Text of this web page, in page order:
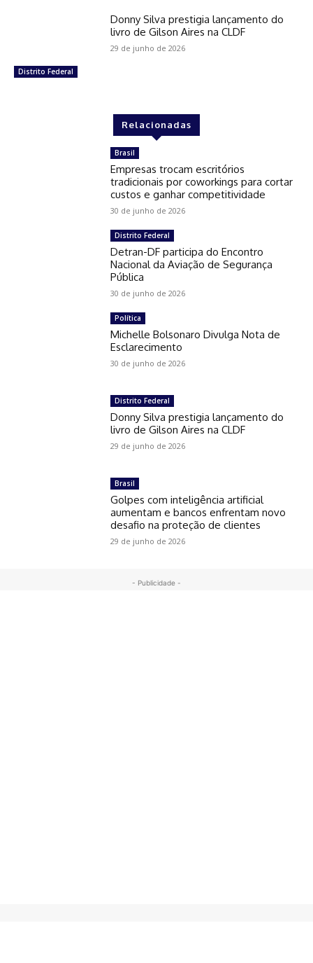
Distrito Federal
Donny Silva prestigia lançamento do
livro de Gilson Aires na CLDF
29 de junho de 2026
Relacionadas
Brasil
Empresas trocam escritórios
tradicionais por coworkings para cortar
custos e ganhar competitividade
30 de junho de 2026
Distrito Federal
Detran-DF participa do Encontro
Nacional da Aviação de Segurança
Pública
30 de junho de 2026
Política
Michelle Bolsonaro Divulga Nota de
Esclarecimento
30 de junho de 2026
Distrito Federal
Donny Silva prestigia lançamento do
livro de Gilson Aires na CLDF
29 de junho de 2026
Brasil
Golpes com inteligência artificial
aumentam e bancos enfrentam novo
desafio na proteção de clientes
29 de junho de 2026
- Publicidade -